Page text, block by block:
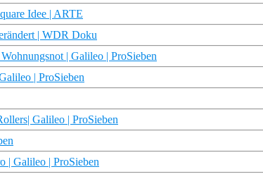
Idee | ARTE
| WDR Doku
| Galileo | ProSieben
| ProSieben
Galileo | ProSieben
| Galileo | ProSieben